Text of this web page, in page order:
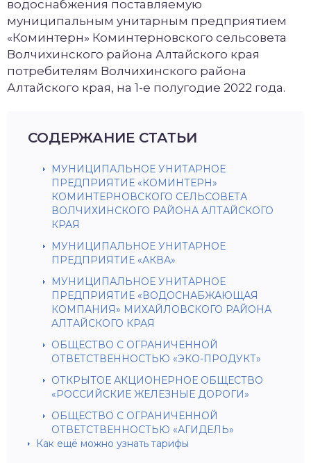
водоснабжения поставляемую
муниципальным унитарным предприятием
«Коминтерн» Коминтерновского сельсовета
Волчихинского района Алтайского края
потребителям Волчихинского района
Алтайского края, на 1-е полугодие 2022 года.
СОДЕРЖАНИЕ СТАТЬИ
МУНИЦИПАЛЬНОЕ УНИТАРНОЕ
ПРЕДПРИЯТИЕ «КОМИНТЕРН»
КОМИНТЕРНОВСКОГО СЕЛЬСОВЕТА
ВОЛЧИХИНСКОГО РАЙОНА АЛТАЙСКОГО
КРАЯ
МУНИЦИПАЛЬНОЕ УНИТАРНОЕ
ПРЕДПРИЯТИЕ «АКВА»
МУНИЦИПАЛЬНОЕ УНИТАРНОЕ
ПРЕДПРИЯТИЕ «ВОДОСНАБЖАЮЩАЯ
КОМПАНИЯ» МИХАЙЛОВСКОГО РАЙОНА
АЛТАЙСКОГО КРАЯ
ОБЩЕСТВО С ОГРАНИЧЕННОЙ
ОТВЕТСТВЕННОСТЬЮ «ЭКО-ПРОДУКТ»
ОТКРЫТОЕ АКЦИОНЕРНОЕ ОБЩЕСТВО
«РОССИЙСКИЕ ЖЕЛЕЗНЫЕ ДОРОГИ»
ОБЩЕСТВО С ОГРАНИЧЕННОЙ
ОТВЕТСТВЕННОСТЬЮ «АГИДЕЛЬ»
Как ещё можно узнать тарифы